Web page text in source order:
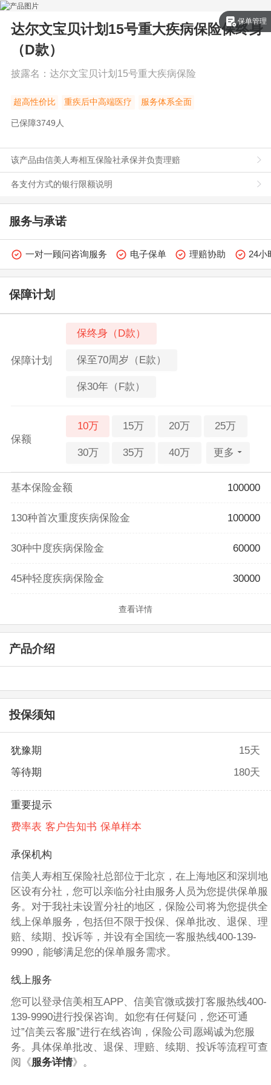
达尔文宝贝计划15号重大疾病保险保终身
（D款）
披露名： 达尔文宝贝计划15号重大疾病保险
超高性价比 重疾后中高端医疗 服务体系全面
已保障3749 人
该产品由信美人寿相互保险社承保并负责理赔
各支付方式的银行限额说明
保单管理
服务与承诺
一对一顾问咨询服务 电子保单 理赔协助 24小
保障计划
保障计划
保终身（D款）
保至70周岁（E款）
保30年（F款）
保额
10万 15万 20万 25万
30万 35万 40万 更多
基本保险金额 100000
130种首次重度疾病保险金 100000
30种中度疾病保险金 60000
45种轻度疾病保险金 30000
查看详情
产品介绍
投保须知
犹豫期
15天
等待期
180天
重要提示
费率表 客户告知书 保单样本
承保机构
信美人寿相互保险社总部位于北京，在上海地区和深圳地
区设有分社，您可以亲临分社由服务人员为您提供保单服
务。对于我社未设置分社的地区，保险公司将为您提供全
线上保单服务，包括但不限于投保、保单批改、退保、理
赔、续期、投诉等，并设有全国统一客服热线400-139-
9990，能够满足您的保单服务需求。
线上服务
您可以登录信美相互APP、信美官微或拨打客服热线400-
139-9990进行投保咨询。如您有任何疑问，您还可通
过”信美云客服”进行在线咨询，保险公司愿竭诚为您服
务。具体保单批改、退保、理赔、续期、投诉等流程可查
阅《服务详情》。